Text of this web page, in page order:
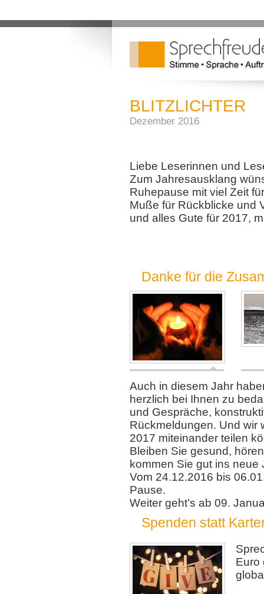
BLITZLICHTER
Dezember 2016
Liebe Leserinnen und
Zum Jahresausklang
Ruhepause mit viel Zeit
Muße für Rückblicke und
und alles Gute für 2017,
Danke für die
Auch in diesem Jahr
herzlich bei Ihnen zu
und Gespräche,
Rückmeldungen. Und wir
2017 miteinander teilen
Bleiben Sie gesund,
kommen Sie gut ins neue
Vom 24.12.2016 bis
Pause.
Weiter geht’s ab 09.
Spenden statt
Euro